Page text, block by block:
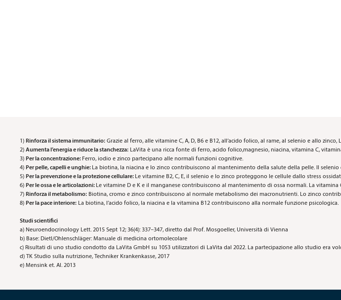
1) Rinforza il sistema immunitario: Grazie al ferro, alle vitamine C, A, D, B6 e B12, all‘acido folico, al rame, al selenio e allo
2) Aumenta l’energia e riduce la stanchezza: LaVita è una ricca fonte di ferro, acido folico,magnesio, niacina, vitamina C,
3) Per la concentrazione: Ferro, iodio e zinco partecipano alle normali funzioni cognitive.
4) Per pelle, capelli e unghie: La biotina, la niacina e lo zinco contribuiscono al mantenimento della salute della pelle. Il
5) Per la prevenzione e la protezione cellulare: Le vitamine B2, C, E, il selenio e lo zinco proteggono le cellule dallo stress
6) Per le ossa e le articolazioni: Le vitamine D e K e il manganese contribuiscono al mantenimento di ossa normali. La
7) Rinforza il metabolismo: Biotina, cromo e zinco contribuiscono al normale metabolismo dei macronutrienti. Lo zinco
8) Per la pace interiore: La biotina, l‘acido folico, la niacina e la vitamina B12 contribuiscono alla normale funzione psicologica.
Studi scientifici
a) Neuroendocrinology Lett. 2015 Sept 12; 36(4): 337–347, diretto dal Prof. Mosgoeller, Università di Vienna
b) Base: Dietl/Ohlenschläger: Manuale di medicina ortomolecolare
c) Risultati di uno studio condotto da LaVita GmbH su 1053 utilizzatori di LaVita dal 2022. La partecipazione allo studio era
d) TK Studio sulla nutrizione, Techniker Krankenkasse, 2017
e) Mensink et. Al. 2013